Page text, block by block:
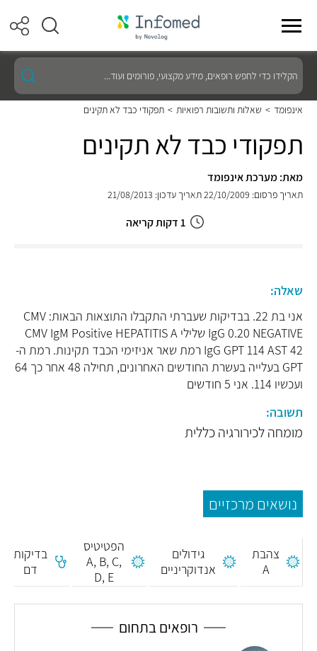
הקלידו
כדי
לחפש
רופאים,
מידע
פורומים
ועוד...
אינפומד > שאלות ותשובות רפואיות > תפקודי כבד לא תקינים
תפקודי כבד לא תקינים
מאת: מערכת אינפומד
תאריך פרסום: 22/10/2009 תאריך עדכון: 21/08/2013
1 דקות קריאה
שאלה:
אני בת 22. בבדיקות שעברתי התקבלו התוצאות הבאות: CMV
IgG 0.20 NEGATIVE שלילי CMV IgM Positive HEPATITIS A
IgG GPT 114 AST 42 רמת שאר אניזימי הכבד תקינות. רמת ה-
GPT בעלייה בעשרת החודשים האחרונים, תחילה 48 אחר כך 64
ועכשיו 114. אני 5 חודשים
תשובה:
מומחה לכירורגיה כללית
נושאים מרכזיים
צהבת
A
גידולים
אנדוקריניים
הפטיטיס
A, B, C,
D, E
בדיקות
דם
רופאים בתחום